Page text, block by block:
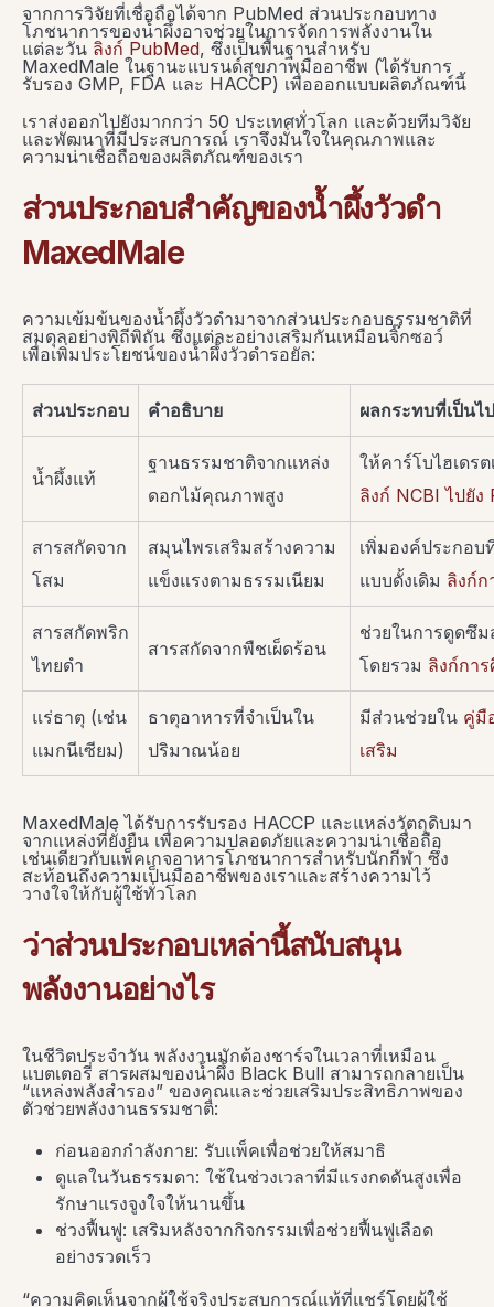
จากการวิจัยที่เชื่อถือได้จาก PubMed ส่วนประกอบทาง
โภชนาการของน้ำผึ้งอาจช่วยในการจัดการพลังงานใน
แต่ละวัน ลิงก์ PubMed, ซึ่งเป็นพื้นฐานสำหรับ
MaxedMale ในฐานะแบรนด์สุขภาพมืออาชีพ (ได้รับการ
รับรอง GMP, FDA และ HACCP) เพื่อออกแบบผลิตภัณฑ์นี้
เราส่งออกไปยังมากกว่า 50 ประเทศทั่วโลก และด้วยทีมวิจัย
และพัฒนาที่มีประสบการณ์ เราจึงมั่นใจในคุณภาพและ
ความน่าเชื่อถือของผลิตภัณฑ์ของเรา
ส่วนประกอบสำคัญของน้ำผึ้งวัวดำ
MaxedMale
ความเข้มข้นของน้ำผึ้งวัวดำมาจากส่วนประกอบธรรมชาติที่
สมดุลอย่างพิถีพิถัน ซึ่งแต่ละอย่างเสริมกันเหมือนจิ๊กซอว์
เพื่อเพิ่มประโยชน์ของน้ำผึ้งวัวดำรอยัล:
ส่วนประกอบ คำอธิบาย ผลกระทบที่เป็นไ
น้ำผึ้งแท้
ฐานธรรมชาติจากแหล่ง
ดอกไม้คุณภาพสูง
ให้คาร์โบไฮเดร
ลิงก์ NCBI ไปยัง
สารสกัดจาก
โสม
สมุนไพรเสริมสร้างความ
แข็งแรงตามธรรมเนียม
เพิ่มองค์ประกอ
แบบดั้งเดิม ลิงก์ก
สารสกัดพริก
ไทยดำ
สารสกัดจากพืชเผ็ดร้อน
ช่วยในการดูดซึ
โดยรวม ลิงก์กา
แร่ธาตุ (เช่น
แมกนีเซียม)
ธาตุอาหารที่จำเป็นใน
ปริมาณน้อย
มีส่วนช่วยใน คู่มื
เสริม
MaxedMale ได้รับการรับรอง HACCP และแหล่งวัตถุดิบมา
จากแหล่งที่ยั่งยืน เพื่อความปลอดภัยและความน่าเชื่อถือ
เช่นเดียวกับแพ็คเกจอาหารโภชนาการสำหรับนักกีฬา ซึ่ง
สะท้อนถึงความเป็นมืออาชีพของเราและสร้างความไว้
วางใจให้กับผู้ใช้ทั่วโลก
ว่าส่วนประกอบเหล่านี้สนับสนุน
พลังงานอย่างไร
ในชีวิตประจำวัน พลังงานมักต้องชาร์จในเวลาที่เหมือน
แบตเตอรี่ สารผสมของน้ำผึ้ง Black Bull สามารถกลายเป็น
“แหล่งพลังสำรอง” ของคุณและช่วยเสริมประสิทธิภาพของ
ตัวช่วยพลังงานธรรมชาติ:
ก่อนออกกำลังกาย: รับแพ็คเพื่อช่วยให้สมาธิ
ดูแลในวันธรรมดา: ใช้ในช่วงเวลาที่มีแรงกดดันสูงเพื่อ
รักษาแรงจูงใจให้นานขึ้น
ช่วงฟื้นฟู: เสริมหลังจากกิจกรรมเพื่อช่วยฟื้นฟูเลือด
อย่างรวดเร็ว
“ความคิดเห็นจากผู้ใช้จริงประสบการณ์แท้ที่แชร์โดยผู้ใช้